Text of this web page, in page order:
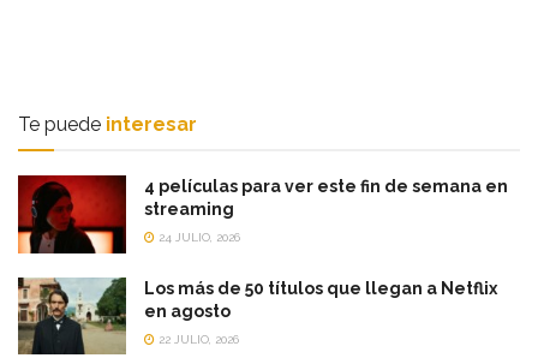
Te puede interesar
4 películas para ver este fin de semana en
streaming
24 JULIO, 2026
Los más de 50 títulos que llegan a Netflix
en agosto
22 JULIO, 2026